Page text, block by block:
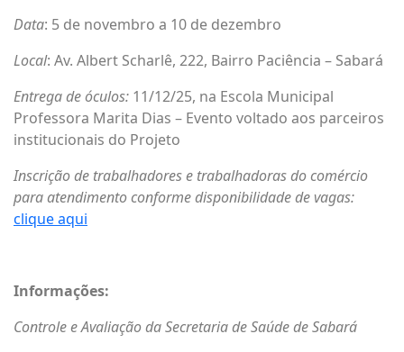
Data: 5 de novembro a 10 de dezembro
Local: Av. Albert Scharlê, 222, Bairro Paciência – Sabará
Entrega de óculos: 11/12/25, na Escola Municipal
Professora Marita Dias – Evento voltado aos parceiros
institucionais do Projeto
Inscrição de trabalhadores e trabalhadoras do comércio
para atendimento conforme disponibilidade de vagas:
clique aqui
Informações:
Controle e Avaliação da Secretaria de Saúde de Sabará